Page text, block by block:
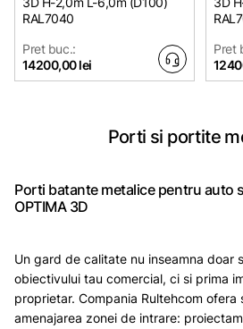
RAL7040
Pret buc.:
14200,00 lei
Pret
Porti si portite
Porti batante metalice pentru auto
OPTIMA 3D
Un gard de calitate nu inseamna doar
obiectivului tau comercial, ci si prima
proprietar. Compania Rultehcom
amenajarea zonei de intrare: